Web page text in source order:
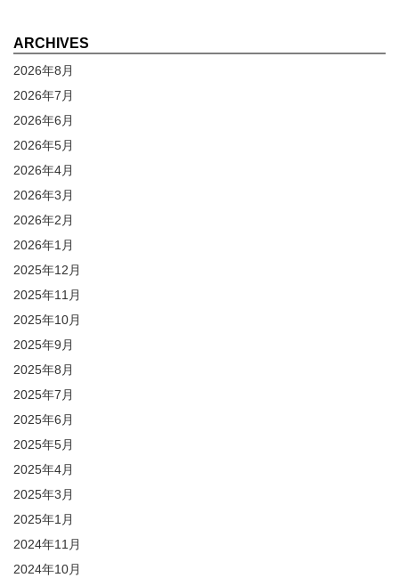
ARCHIVES
2026年8月
2026年7月
2026年6月
2026年5月
2026年4月
2026年3月
2026年2月
2026年1月
2025年12月
2025年11月
2025年10月
2025年9月
2025年8月
2025年7月
2025年6月
2025年5月
2025年4月
2025年3月
2025年1月
2024年11月
2024年10月